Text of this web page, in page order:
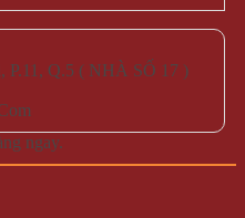
P.11, Q.5 ( NHÀ SỐ 17 )
ngay.